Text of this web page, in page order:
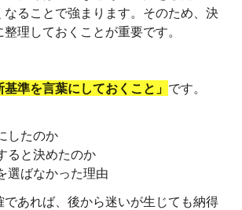
ることで強まります。そのため、決
理しておくことが重要です。
基準を言葉にしておくこと」 です。
したのか
ると決めたのか
選ばなかった理由
であれば、後から迷いが生じても納得